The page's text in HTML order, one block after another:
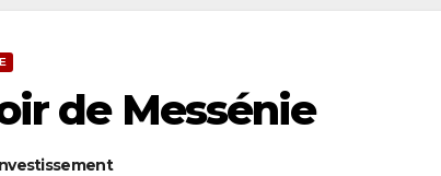
de Messénie